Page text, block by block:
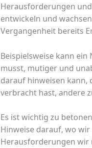
Herausforderungen
entwickeln und
Vergangenheit bereits
Beispielsweise kann
musst, mutiger und
darauf hinweisen kann,
verbracht hast, andere
Es ist wichtig zu
Hinweise darauf, wo
Herausforderungen wir